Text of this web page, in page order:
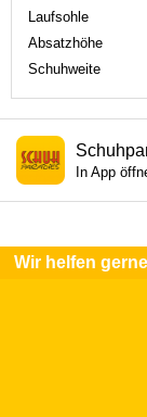
Laufsohle
Absatzhöhe
Schuhweite
In App
Wir helfen